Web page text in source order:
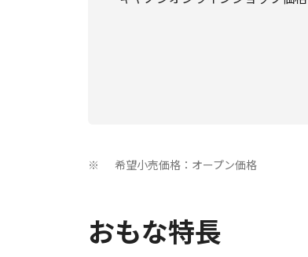
※ 希望小売価格：オープン価格
おもな特長